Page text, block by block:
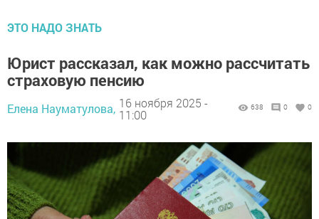
ЭТО НАДО ЗНАТЬ
Юрист рассказал, как можно рассчитать
страховую пенсию
Елена Науматулова, 16 ноября 2025 -
11:00
638 0 0